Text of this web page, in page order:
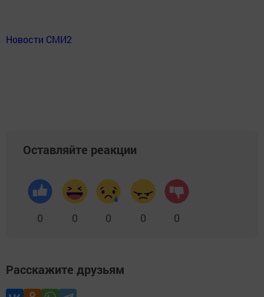
Новости СМИ2
Оставляйте реакции
0 0 0 0 0
Расскажите друзьям